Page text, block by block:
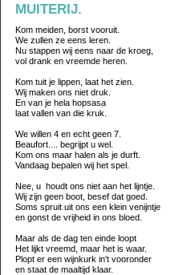
MUITERIJ.
Kom meiden, borst vooruit.
We zullen ze eens leren.
Nu stappen wij eens naar de kroeg,
vol drank en vreemde heren.
Kom tuit je lippen, laat het zien.
Wij maken ons niet druk.
En van je hela hopsasa
laat vallen van die kruk.
We willen 4 en echt geen 7.
Beaufort.... begrijpt u wel.
Kom ons maar halen als je durft.
Vandaag bepalen wij het spel.
Nee, u houdt ons niet aan het lijntje.
Wij zijn geen boot, besef dat goed.
Soms spruit uit ons een klein venijntje
en gonst de vrijheid in ons bloed.
Maar als de dag ten einde loopt
Het lijkt vreemd, maar het is waar.
Plopt er een wijnkurk in't vooronder
en staat de maaltijd klaar.